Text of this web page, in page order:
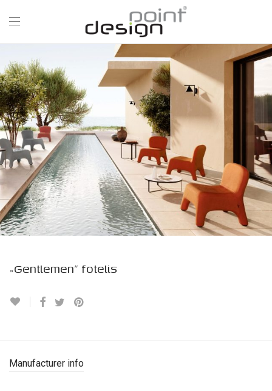
„Gentlemen” fotelis
Manufacturer info